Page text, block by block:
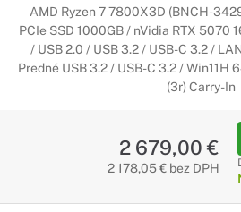
AMD Ryzen 7 7800X3D (BNCH-
PCIe SSD 1000GB / nVidia RTX 5070
/ USB 2.0 / USB 3.2 / USB-C 3.2 /
Predné USB 3.2 / USB-C 3.2 / Win11H
(3r) Carry-In
2 679,00 €
2 178,05 € bez DPH